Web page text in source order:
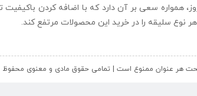
همواره سعی بر آن دارد که با اضافه کردن
هر نوع سلیقه را در خرید این محصولات مرتفع کند.
هر عنوان ممنوع است | تمامی حقوق مادی و معنوی محفوظ